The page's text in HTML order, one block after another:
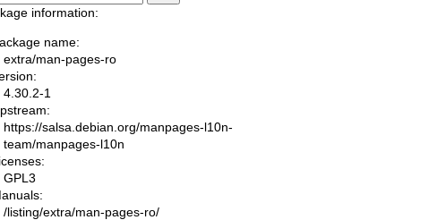
information:
name:
extra/man-pages-ro
4.30.2-1
https://salsa.debian.org/manpages-l10n-
team/manpages-l10n
GPL3
/listing/extra/man-pages-ro/